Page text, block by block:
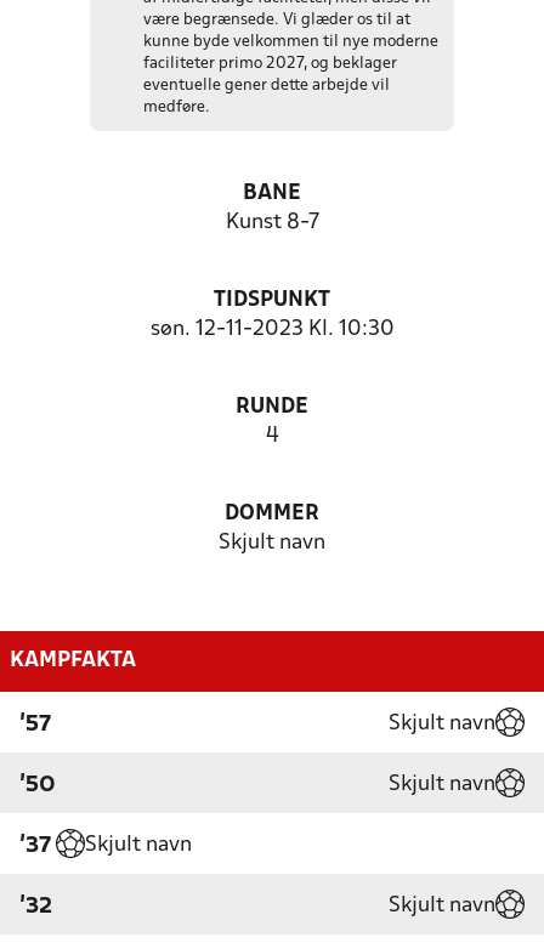
være begrænsede. Vi glæder os til at
kunne byde velkommen til nye moderne
faciliteter primo 2027, og beklager
eventuelle gener dette arbejde vil
medføre.
BANE
Kunst 8-7
TIDSPUNKT
søn. 12-11-2023 Kl. 10:30
RUNDE
4
DOMMER
Skjult navn
KAMPFAKTA
'57 Skjult navn
'50 Skjult navn
'37 Skjult navn
'32 Skjult navn